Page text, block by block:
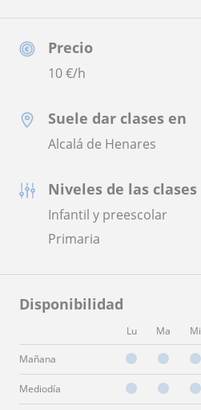
Precio
10€/h
Suele dar clases en
Alcalá de Henares
Niveles de las clases
Infantil y preescolar
Primaria
Disponibilidad
Lu Ma Mi
Mañana
Mediodía